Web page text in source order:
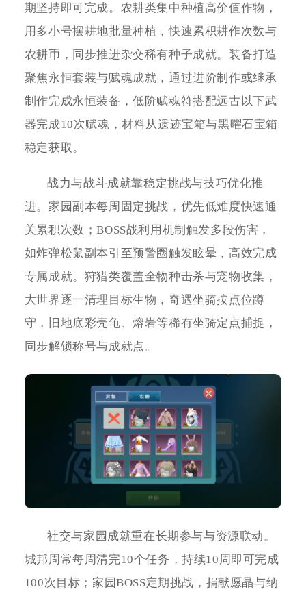
期坚持即可完成。农耕类集中种植高价值作物，
用多小号摆耕地批量种植，快速累积耕作次数与
农耕币，同步推进杂交稀有种子成就。装备打造
聚焦永恒套装与赋魂成就，通过进阶制作或继承
制作完成永恒装备，低阶赋魂符搭配远古以下武
器完成10次赋魂，材料从遗迹宝箱与黑曜石宝箱
稳定获取。
战力与战斗成就靠稳定挑战与技巧优化推
进。家园副本每周固定挑战，优先低难度快速通
关累积次数；BOSS战利用机制触发多段伤害，
如炸弹松鼠副本引至预警圈触发眩晕，高效完成
专属成就。狩猎类覆盖全物种击杀与宠物收集，
大世界逐一清理目标生物，奇遇坐骑按点位蹲
守，旧地底彩壳龟、熔岩等稀有坐骑定点捕捉，
同步解锁称号与成就点。
社交与家园成就重在长期参与与资源联动。
城邦周常每周清完10个任务，持续10周即可完成
100次目标；家园BOSS定期挑战，捐献愿晶与纳